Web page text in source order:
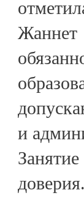
Жаннет
и
доверия.